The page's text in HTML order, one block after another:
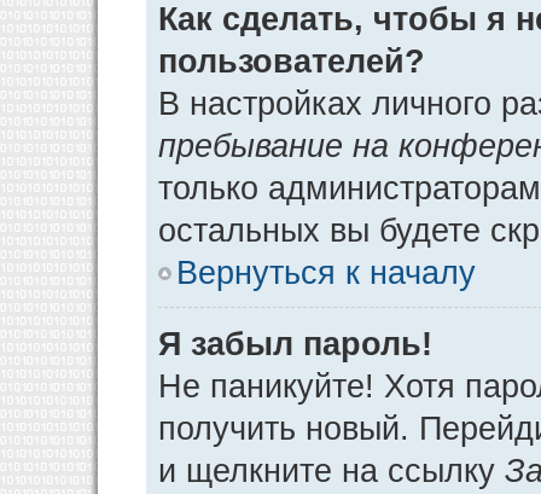
Как сделать, чтобы я
пользователей?
В настройках личного
пребывание на
только
остальных вы будете
Вернуться к началу
Я забыл пароль!
Не паникуйте! Хотя
получить новый.
и щелкните на ссылку